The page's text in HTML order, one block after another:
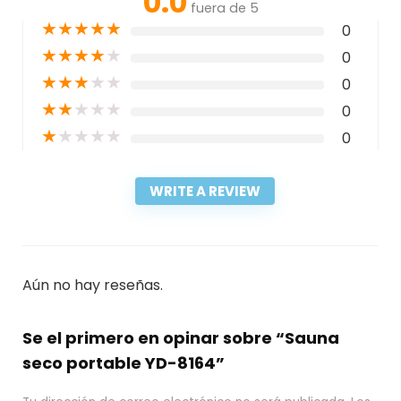
fuera de 5
★★★★★ 0
★★★★★ 0
★★★★★ 0
★★★★★ 0
★★★★★ 0
WRITE A REVIEW
Aún no hay reseñas.
Se el primero en opinar sobre “Sauna
seco portable YD-8164”